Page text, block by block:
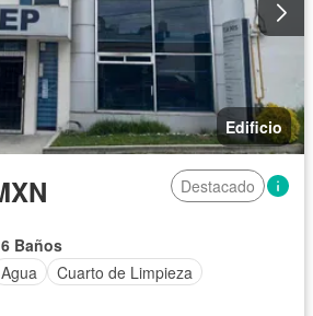
Edificio
Destacado
6 Baños
Agua
Cuarto de Limpieza